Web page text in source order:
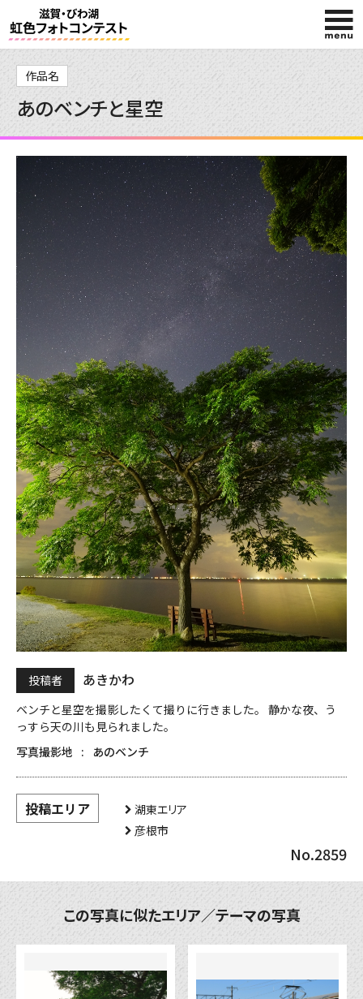
HOME
入賞作品
投稿作品
作品名
あのベンチと星空
投稿者 あきかわ
ベンチと星空を撮影したくて撮りに行きました。 静かな夜、う
っすら天の川も見られました。
写真撮影地
あのベンチ
投稿エリア
湖東エリア
彦根市
No.2859
この写真に似たエリア／テーマの写真